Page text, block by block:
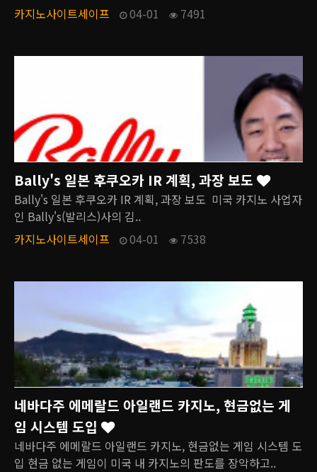
카지노사이트세이프
04-01 7491
Bally's 일본 후쿠오카 IR 계획, 과장 보도
Bally's 일본 후쿠오카 IR 계획, 과장 보도 미국 카지노 사업자
인 Bally's(발리스)사의 김..
카지노사이트세이프
04-01 7538
네바다주 에메랄드 아일랜드 카지노, 현금없는 게
임 시스템 도입
네바다주 에메랄드 아일랜드 카지노, 현금없는 게임 시스템 도
입 현금 없는 게임이 미국 내 카지노의 판도를 장악하고..